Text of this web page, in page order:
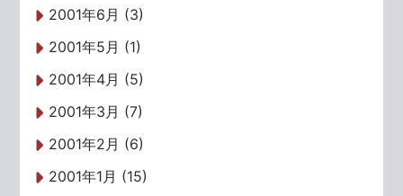
2001年6月 (3)
2001年5月 (1)
2001年4月 (5)
2001年3月 (7)
2001年2月 (6)
2001年1月 (15)